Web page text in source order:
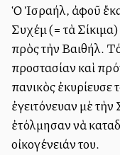
Ὁ Ἰσραήλ, ἀφοῦ
Συχέμ (= τὰ
πρὸς τὴν Βαιθήλ.
προστασίαν καὶ
πανικὸς
ἐγειτόνευαν μὲ
ἐτόλμησαν νὰ
οἰκογένειάν του.